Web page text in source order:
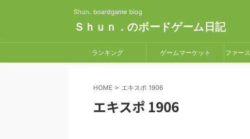
Shun. boardgame blog
Ｓｈｕｎ．のボードゲーム日記
ランキング ゲームマーケット ファー
HOME > エキスポ 1906
エキスポ 1906